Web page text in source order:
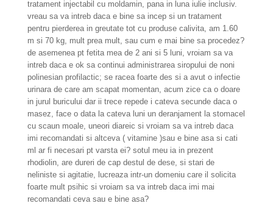
tratament injectabil cu moldamin, pana in luna iulie inclusiv.
vreau sa va intreb daca e bine sa incep si un tratament
pentru pierderea in greutate tot cu produse calivita, am 1.60
m si 70 kg, mult prea mult, sau cum e mai bine sa procedez?
de asemenea pt fetita mea de 2 ani si 5 luni, vroiam sa va
intreb daca e ok sa continui administrarea siropului de noni
polinesian profilactic; se racea foarte des si a avut o infectie
urinara de care am scapat momentan, acum zice ca o doare
in jurul buricului dar ii trece repede i cateva secunde daca o
masez, face o data la cateva luni un deranjament la stomacel
cu scaun moale, uneori diareic si vroiam sa va intreb daca
imi recomandati si altceva ( vitamine )sau e bine asa si cati
ml ar fi necesari pt varsta ei? sotul meu ia in prezent
rhodiolin, are dureri de cap destul de dese, si stari de
neliniste si agitatie, lucreaza intr-un domeniu care il solicita
foarte mult psihic si vroiam sa va intreb daca imi mai
recomandati ceva sau e bine asa?